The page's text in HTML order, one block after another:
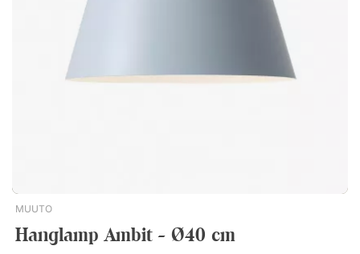
Henningsen een levenslange samenwerking met het merk
Louis Poulsen, waar zijn erfgoed tot op de dag van vandaag
voortleeft.De PH 5/5 is een elegante hanglamp met een
tijdloos ontwerp, ontworpen door Poul Henningsen. Een echte
designklassieker die zowel de inrichting verfraait als een
MUUTO
Hanglamp Ambit - Ø40 cm